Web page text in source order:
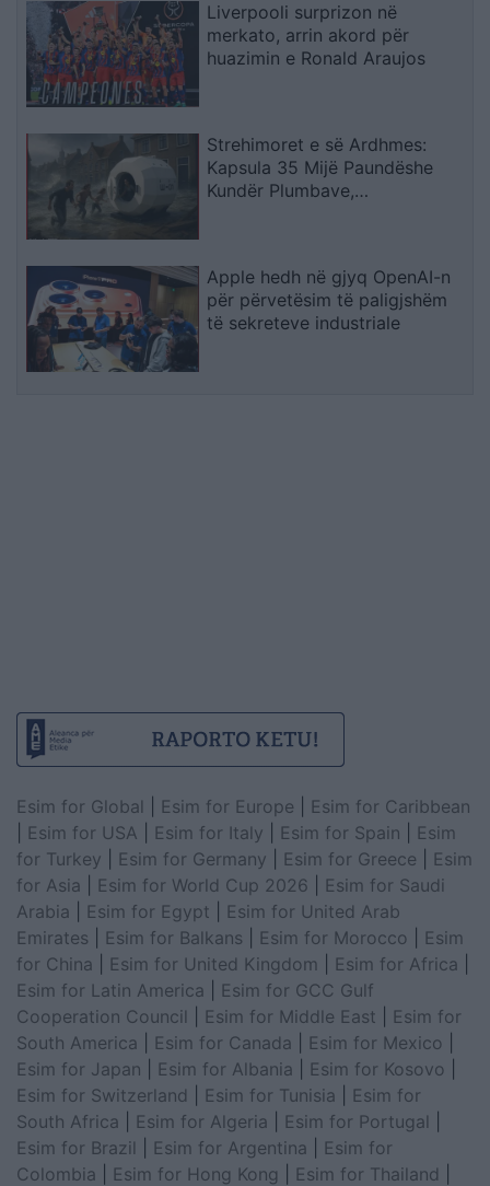
Liverpooli surprizon në
merkato, arrin akord për
huazimin e Ronald Araujos
Strehimoret e së Ardhmes:
Kapsula 35 Mijë Paundëshe
Kundër Plumbave,
Apple hedh në gjyq OpenAI-n
për përvetësim të paligjshëm
të sekreteve industriale
Esim for Global Esim for Europe
Esim for Caribbean
Esim for USA Esim for Italy Esim for Spain
Esim
for Turkey
Esim for Germany Esim for Greece
Esim
for Asia
Esim for World Cup 2026
Esim for Saudi
Arabia
Esim for Egypt
Esim for United Arab
Emirates
Esim for Balkans Esim for Morocco
Esim
for China
Esim for United Kingdom Esim for Africa
Esim for Latin America
Esim for GCC Gulf
Cooperation Council
Esim for Middle East
Esim for
South America
Esim for Canada Esim for Mexico
Esim for Japan
Esim for Albania Esim for Kosovo
Esim for Switzerland
Esim for Tunisia
Esim for
South Africa
Esim for Algeria Esim for Portugal
Esim for Brazil
Esim for Argentina
Esim for
Colombia
Esim for Hong Kong Esim for Thailand